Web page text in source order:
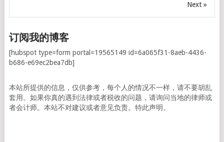
Next »
订阅我的博客
[hubspot type=form portal=19565149 id=6a065f31-8aeb-4436-
b686-e69ec2bea7db]
本站所提供的信息，仅供参考，每个人的情况不一样，请不要胡乱
套用。如果你真的遇到法律或者税收的问题，请询问当地的律师或
者会计师。本站不对建议或者意见负责。特此声明。